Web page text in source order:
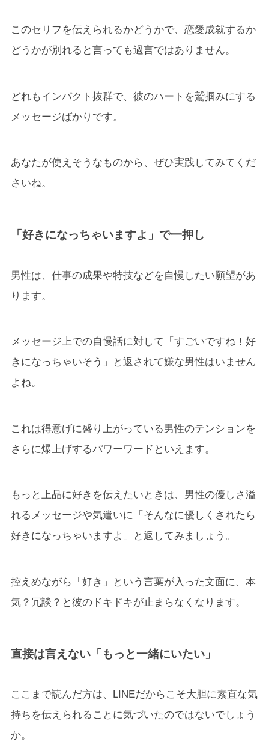
このセリフを伝えられるかどうかで、恋愛成就するか
どうかが別れると言っても過言ではありません。
どれもインパクト抜群で、彼のハートを鷲掴みにする
メッセージばかりです。
あなたが使えそうなものから、ぜひ実践してみてくだ
さいね。
「好きになっちゃいますよ」で一押し
男性は、仕事の成果や特技などを自慢したい願望があ
ります。
メッセージ上での自慢話に対して「すごいですね！好
きになっちゃいそう」と返されて嫌な男性はいません
よね。
これは得意げに盛り上がっている男性のテンションを
さらに爆上げするパワーワードといえます。
もっと上品に好きを伝えたいときは、男性の優しさ溢
れるメッセージや気遣いに「そんなに優しくされたら
好きになっちゃいますよ」と返してみましょう。
控えめながら「好き」という言葉が入った文面に、本
気？冗談？と彼のドキドキが止まらなくなります。
直接は言えない「もっと一緒にいたい」
ここまで読んだ方は、LINEだからこそ大胆に素直な気
持ちを伝えられることに気づいたのではないでしょう
か。